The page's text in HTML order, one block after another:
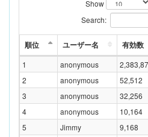
Show
Search:
順位 ユーザー名 有効数
1 anonymous
2
anonymous 52,512
3
anonymous 32,256
4
anonymous 10,164
5
Jimmy 9,168